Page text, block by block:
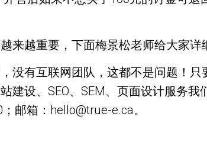
来越重要，下面梅景松老师给大家详
没有互联网团队，这都不是问题！
建设、SEO、SEM、页面设计服务
邮箱：hello@true-e.ca。